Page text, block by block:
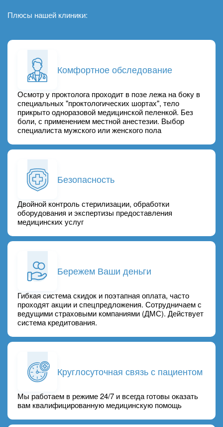
Плюсы нашей клиники:
Комфортное обследование
Осмотр у проктолога проходит в позе лежа на боку в
специальных "проктологических шортах", тело
прикрыто одноразовой медицинской пеленкой. Без
боли, с применением местной анестезии. Выбор
специалиста мужского или женского пола
Безопасность
Двойной контроль стерилизации, обработки
оборудования и экспертизы предоставления
медицинских услуг
Бережем Ваши деньги
Гибкая система скидок и поэтапная оплата, часто
проходят акции и спецпредложения. Сотрудничаем с
ведущими страховыми компаниями (ДМС). Действует
система кредитования.
Круглосуточная связь с пациентом
Мы работаем в режиме 24/7 и всегда готовы оказать
вам квалифицированную медицинскую помощь